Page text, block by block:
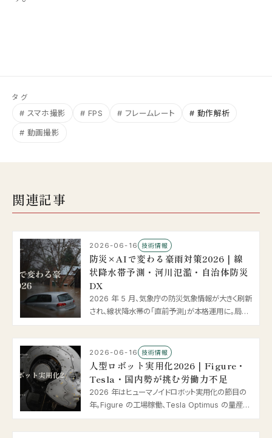
タグ
# スマホ撮影 # FPS # フレームレート # 動作解析
# 動画撮影
関連記事
2026-06-16 技術情報
防災×AIで変わる豪雨対策2026｜線
状降水帯予測・河川氾濫・自治体防災
DX
2026 年 5 月、気象庁の防災気象情報が大きく刷新
され、線状降水帯の「直前予測」が本格運用に。局地
新動向を整理します。
2026-06-16 技術情報
人型ロボット実用化2026｜Figure・
Tesla・国内勢が挑む労働力不足
2026 年はヒューマノイドロボット実用化の節目の
年。Figure の工場稼働、Tesla Optimus の量産開